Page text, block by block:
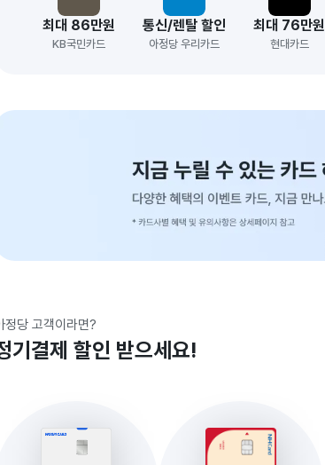
최대 86만원
KB국민카드
통신/렌탈 할인
아정당 우리카드
최대 76만원
현대카드
정당 고객이라면?
기결제 할인 받으세요!